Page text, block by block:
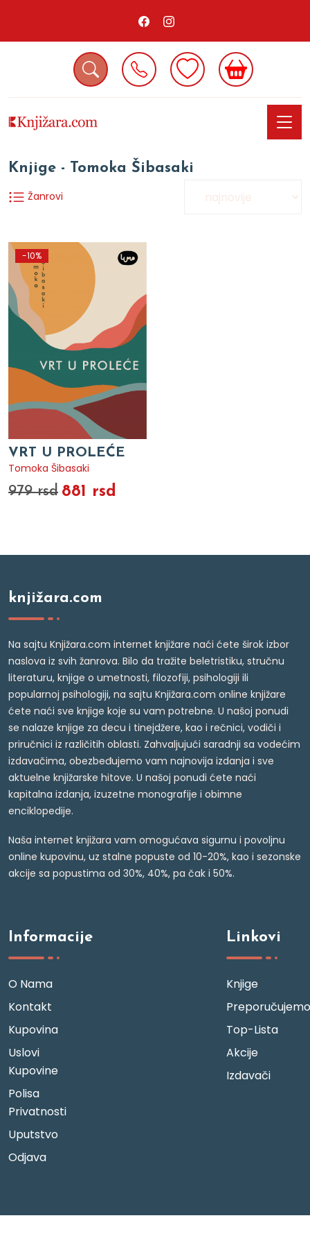
Knjige - Tomoka Šibasaki
Žanrovi
-10%
VRT U PROLEĆE
Tomoka Šibasaki
979 rsd 881 rsd
knjižara.com
Na sajtu Knjižara.com internet knjižare naći ćete širok izbor
naslova iz svih žanrova. Bilo da tražite beletristiku, stručnu
literaturu, knjige o umetnosti, filozofiji, psihologiji ili
popularnoj psihologiji, na sajtu Knjižara.com online knjižare
ćete naći sve knjige koje su vam potrebne. U našoj ponudi
se nalaze knjige za decu i tinejdžere, kao i rečnici, vodiči i
priručnici iz različitih oblasti. Zahvaljujući saradnji sa vodećim
izdavačima, obezbeđujemo vam najnovija izdanja i sve
aktuelne knjižarske hitove. U našoj ponudi ćete naći
kapitalna izdanja, izuzetne monografije i obimne
enciklopedije.
Naša internet knjižara vam omogućava sigurnu i povoljnu
online kupovinu, uz stalne popuste od 10-20%, kao i sezonske
akcije sa popustima od 30%, 40%, pa čak i 50%.
Informacije
O Nama
Kontakt
Kupovina
Uslovi
Kupovine
Polisa
Privatnosti
Uputstvo
Odjava
Linkovi
Knjige
Preporučujemo
Top-Lista
Akcije
Izdavači